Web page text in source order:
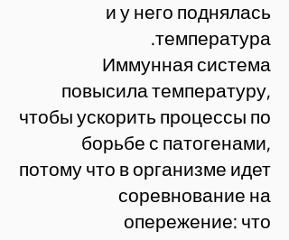
и у него поднялась
температура.
Иммунная система
повысила температуру,
чтобы ускорить процессы по
борьбе с патогенами,
потому что в организме идет
соревнование на
опережение: что